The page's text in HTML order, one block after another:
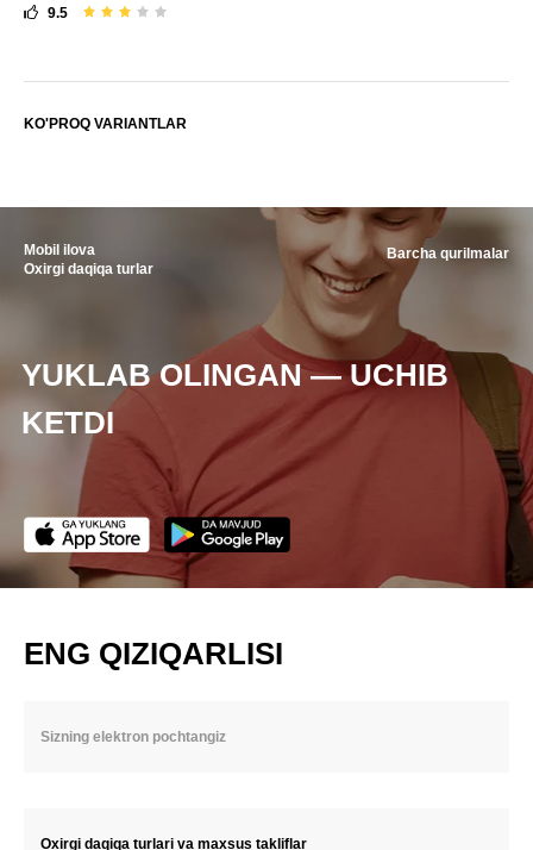
9.5
KO'PROQ VARIANTLAR
Mobil ilova
Oxirgi daqiqa turlar
YUKLAB OLINGAN — UCHIB
KETDI
Barcha qurilmalar
ENG QIZIQARLISI
Oxirgi daqiqa turlari va maxsus takliflar